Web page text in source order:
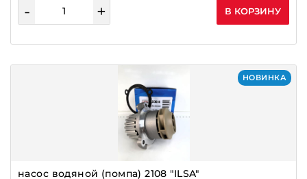
- + В КОРЗИНУ
НОВИНКА
насос водяной (помпа) 2108 "ILSA"